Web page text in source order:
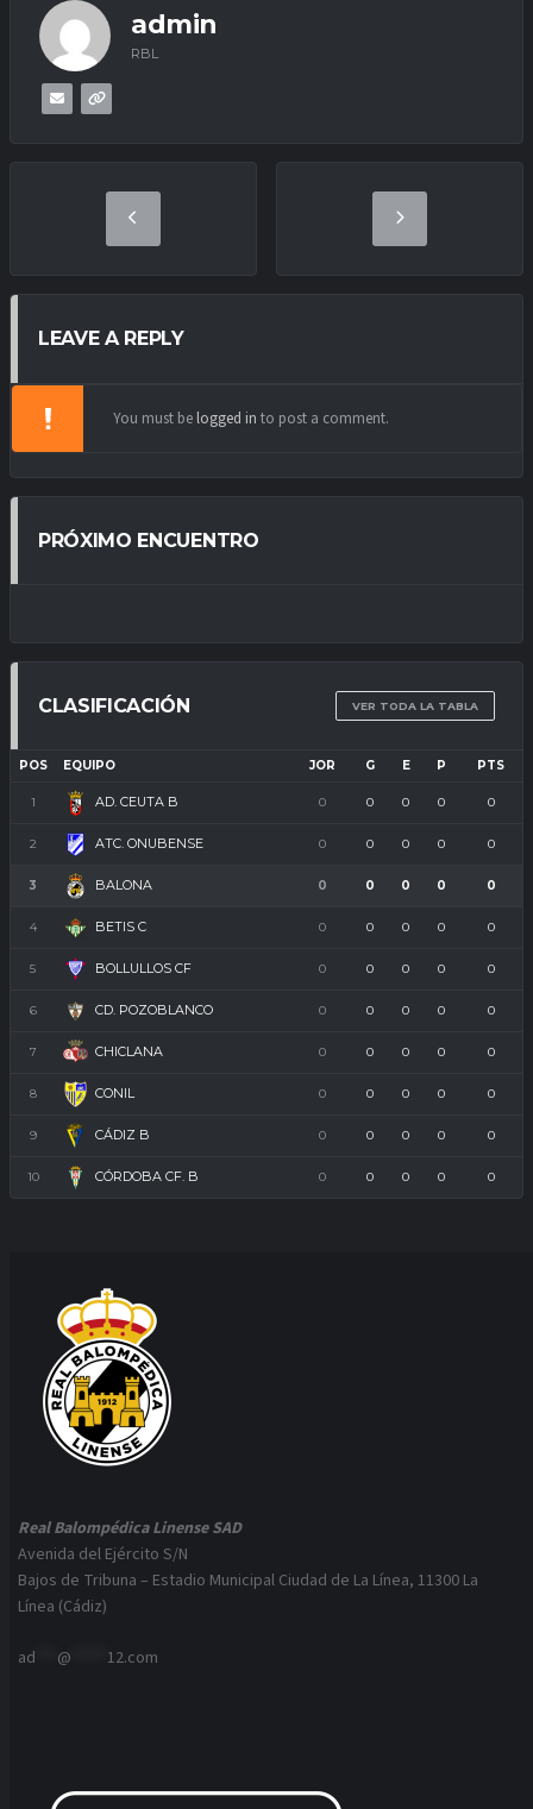
admin
RBL
LEAVE A REPLY
You must be logged in to post a comment.
PRÓXIMO ENCUENTRO
CLASIFICACIÓN VER TODA LA TABLA
POS EQUIPO JOR G E P PTS
1 AD. CEUTA B 0 0 0 0 0
2 ATC. ONUBENSE 0 0 0 0 0
3 BALONA 0 0 0 0 0
4 BETIS C 0 0 0 0 0
5 BOLLULLOS CF 0 0 0 0 0
6 CD. POZOBLANCO 0 0 0 0 0
7 CHICLANA 0 0 0 0 0
8 CONIL 0 0 0 0 0
9 CÁDIZ B 0 0 0 0 0
10 CÓRDOBA CF. B 0 0 0 0 0
Real Balompédica Linense SAD
Avenida del Ejército S/N
Bajos de Tribuna – Estadio Municipal Ciudad de La Línea, 11300 La
Línea (Cádiz)
ad @ 12.com